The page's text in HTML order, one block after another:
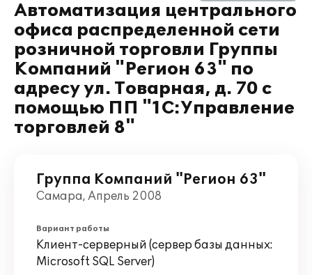
Автоматизация центрального
офиса распределенной сети
розничной торговли Группы
Компаний "Регион 63" по
адресу ул. Товарная, д. 70 с
помощью ПП "1С:Управление
торговлей 8"
Группа Компаний "Регион 63"
Самара, Апрель 2008
Вариант работы
Клиент-серверный (сервер базы данных:
Microsoft SQL Server)